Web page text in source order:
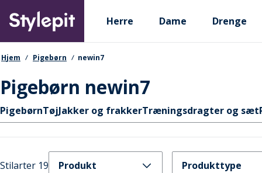
main
content
Primary departments
Herre Dame Drenge
navigationssti
Hjem Pigebørn newin7
Pigebørn newin7
Hurtige links
PigebørnTøjJakker og frakkerTræningsdragter og sæt
Stilarter 19 Produkt Produkttype